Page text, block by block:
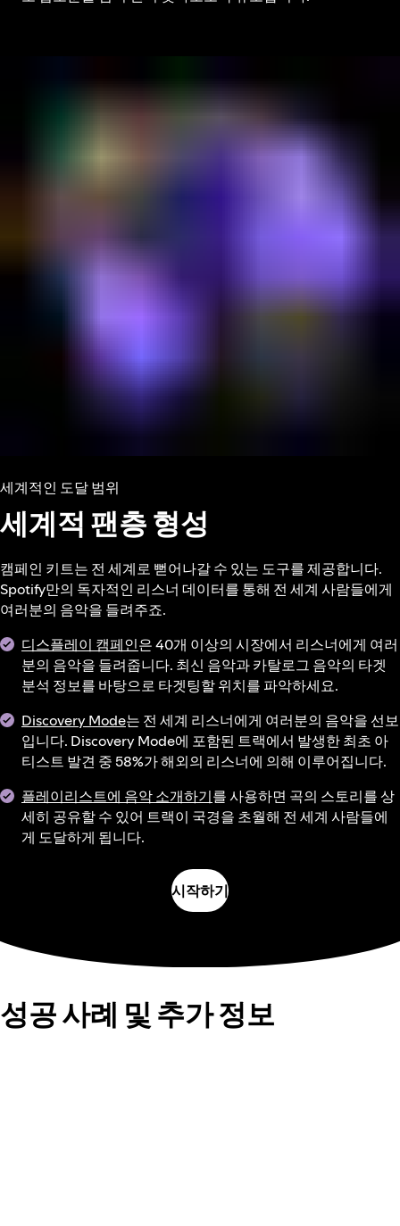
세계적인 도달 범위
세계적 팬층 형성
캠페인 키트는 전 세계로 뻗어나갈 수 있는 도구를 제공합니다.
Spotify만의 독자적인 리스너 데이터를 통해 전 세계 사람들에게
여러분의 음악을 들려주죠.
디스플레이 캠페인은 40개 이상의 시장에서 리스너에게 여러
분의 음악을 들려줍니다. 최신 음악과 카탈로그 음악의 타겟
분석 정보를 바탕으로 타겟팅할 위치를 파악하세요.
Discovery Mode는 전 세계 리스너에게 여러분의 음악을 선보
입니다. Discovery Mode에 포함된 트랙에서 발생한 최초 아
티스트 발견 중 58%가 해외의 리스너에 의해 이루어집니다.
플레이리스트에 음악 소개하기를 사용하면 곡의 스토리를 상
세히 공유할 수 있어 트랙이 국경을 초월해 전 세계 사람들에
게 도달하게 됩니다.
시작하기
성공 사례 및 추가 정보